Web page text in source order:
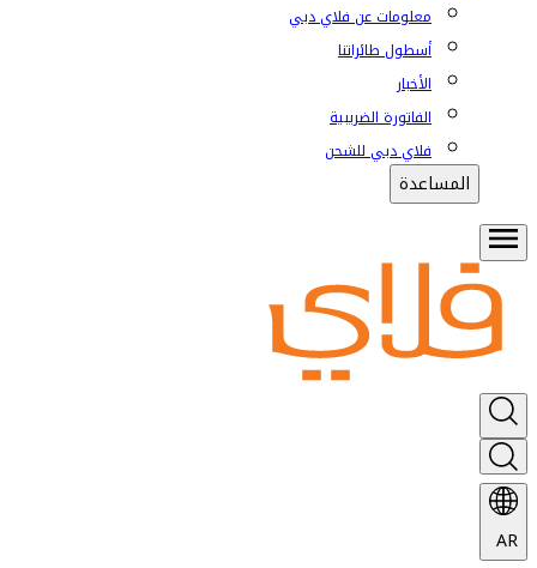
معلومات عن فلاي دبي
أسطول طائراتنا
الأخبار
الفاتورة الضريبية
فلاي دبي للشحن
المساعدة
AR